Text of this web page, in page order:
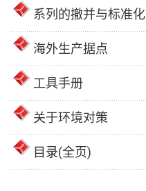
系列的撤并与标准化
海外生产据点
工具手册
关于环境对策
目录(全页)